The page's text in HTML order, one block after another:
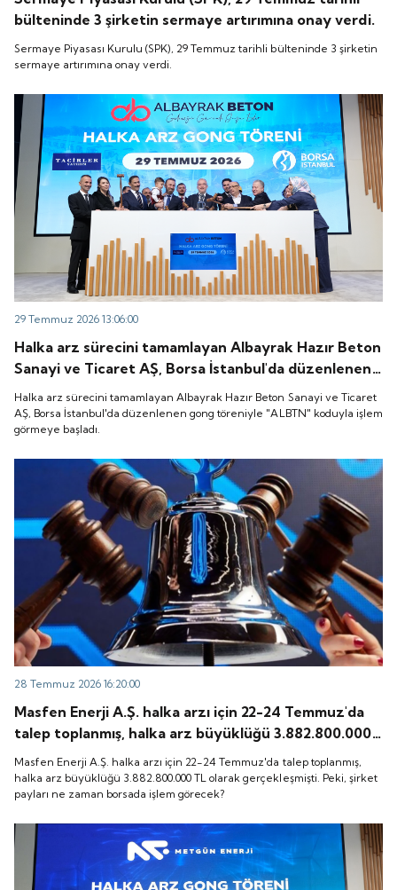
bülteninde 3 şirketin sermaye artırımına onay verdi.
Sermaye Piyasası Kurulu (SPK), 29 Temmuz tarihli bülteninde 3 şirketin
sermaye artırımına onay verdi.
29 Temmuz 2026 13:06:00
Halka arz sürecini tamamlayan Albayrak Hazır Beton
Sanayi ve Ticaret AŞ, Borsa İstanbul'da düzenlenen
gong töreniyle "ALBTN" koduyla işlem görmeye
başladı.
Halka arz sürecini tamamlayan Albayrak Hazır Beton Sanayi ve Ticaret
AŞ, Borsa İstanbul'da düzenlenen gong töreniyle "ALBTN" koduyla işlem
görmeye başladı.
28 Temmuz 2026 16:20:00
Masfen Enerji A.Ş. halka arzı için 22-24 Temmuz'da
talep toplanmış, halka arz büyüklüğü 3.882.800.000
TL olarak gerçekleşmişti. Peki, şirket payları ne
zaman borsada işlem görecek?
Masfen Enerji A.Ş. halka arzı için 22-24 Temmuz'da talep toplanmış,
halka arz büyüklüğü 3.882.800.000 TL olarak gerçekleşmişti. Peki, şirket
payları ne zaman borsada işlem görecek?